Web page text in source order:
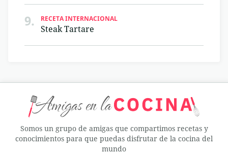
9. RECETA INTERNACIONAL
Steak Tartare
Somos un grupo de amigas que compartimos recetas y
conocimientos para que puedas disfrutar de la cocina del
mundo